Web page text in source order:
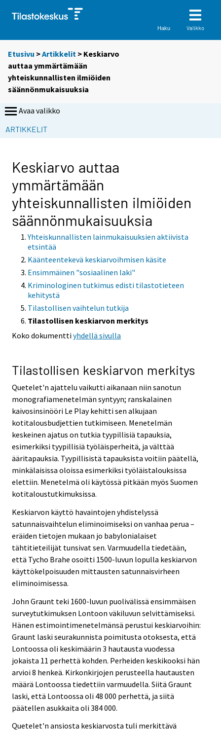
Haku Valikko
Etusivu >Artikkelit > Keskiarvo
auttaa ymmärtämään
yhteiskunnallisten ilmiöiden
säännönmukaisuuksia
Avaa valikko
ARTIKKELIT
Keskiarvo auttaa
ymmärtämään
yhteiskunnallisten ilmiöiden
säännönmukaisuuksia
Yhteiskunnallisten lainmukaisuuksien aktiivista
etsintää
Käänteentekevä keskiarvoihmisen käsite
Ensimmäinen "sosiaalinen laki"
Kriminologinen tutkimus edisti tilastotieteen
kehitystä
Tilastollisen vaihtelun tutkija
Tilastollisen keskiarvon merkitys
Koko dokumenttiyhdellä sivulla
Tilastollisen keskiarvon merkitys
Quetelet'n ajattelu vaikutti aikanaan niin sanotun
monografiamenetelmän syntyyn; ranskalainen
kaivosinsinööri Le Play kehitti sen alkujaan
kotitalousbudjettien tutkimiseen. Menetelmän
keskeinen ajatus on tutkia tyypillisiä tapauksia,
esimerkiksi tyypillisiä työläisperheitä, ja välttää
ääritapauksia. Tyypillisistä tapauksista voitiin päätellä,
minkälaisissa oloissa esimerkiksi työläistalouksissa
elettiin. Menetelmä oli käytössä pitkään myös Suomen
kotitaloustutkimuksissa.
Keskiarvon käyttö havaintojen yhdistelyssä
satunnaisvaihtelun eliminoimiseksi on vanhaa perua –
eräiden tietojen mukaan jo babylonialaiset
tähtitieteilijät tunsivat sen. Varmuudella tiedetään,
että Tycho Brahe osoitti 1500-luvun lopulla keskiarvon
käyttökelpoisuuden mittausten satunnaisvirheen
eliminoimisessa.
John Graunt teki 1600-luvun puolivälissä ensimmäisen
surveytutkimuksen Lontoon väkiluvun selvittämiseksi.
Hänen estimointimenetelmänsä perustui keskiarvoihin:
Graunt laski seurakunnista poimitusta otoksesta, että
Lontoossa oli keskimäärin 3 hautausta vuodessa
jokaista 11 perhettä kohden. Perheiden keskikooksi hän
arvioi 8 henkeä. Kirkonkirjojen perusteella hautausten
määrä Lontoossa tiedettiin varmuudella. Siitä Graunt
laski, että Lontoossa oli 48 000 perhettä, ja siitä
päätellen asukkaita oli 384 000.
Quetelet'n ansiosta keskiarvosta tuli merkittävä